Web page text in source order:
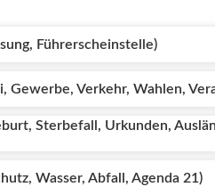
Führerscheinstelle)
Gewerbe, Verkehr, Wahlen,
Sterbefall, Urkunden,
Wasser, Abfall, Agenda 21)